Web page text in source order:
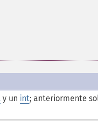
y un int; anteriormente